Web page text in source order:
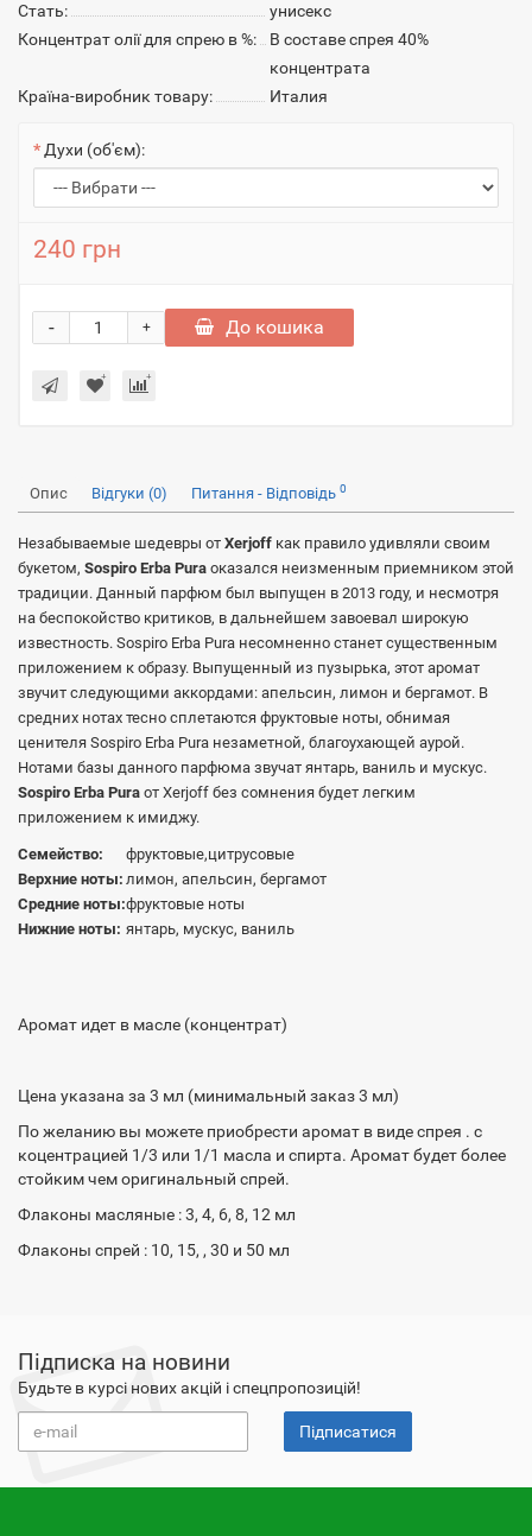
Стать:
унисекс
Концентрат олії для спрею в %:
В составе спрея 40%
концентрата
Країна-виробник товару:
Италия
Духи (об'єм):
240 грн
+
- До кошика
Опис Відгуки (0) Питання - Відповідь 0
Незабываемые шедевры от Xerjoff как правило удивляли своим
букетом, Sospiro Erba Pura оказался неизменным приемником этой
традиции. Данный парфюм был выпущен в 2013 году, и несмотря
на беспокойство критиков, в дальнейшем завоевал широкую
известность. Sospiro Erba Pura несомненно станет существенным
приложением к образу. Выпущенный из пузырька, этот аромат
звучит следующими аккордами: апельсин, лимон и бергамот. В
средних нотах тесно сплетаются фруктовые ноты, обнимая
ценителя Sospiro Erba Pura незаметной, благоухающей аурой.
Нотами базы данного парфюма звучат янтарь, ваниль и мускус.
Sospiro Erba Pura от Xerjoff без сомнения будет легким
приложением к имиджу.
Семейство:
фруктовые,цитрусовые
Верхние ноты: лимон, апельсин, бергамот
Средние ноты:фруктовые ноты
Нижние ноты: янтарь, мускус, ваниль
Аромат идет в масле (концентрат)
Цена указана за 3 мл (минимальный заказ 3 мл)
По желанию вы можете приобрести аромат в виде спрея . с
коцентрацией 1/3 или 1/1 масла и спирта. Аромат будет более
стойким чем оригинальный спрей.
Флаконы масляные : 3, 4, 6, 8, 12 мл
Флаконы спрей : 10, 15, , 30 и 50 мл
Підписка на новини
Будьте в курсі нових акцій і спецпропозицій!
Підписатися